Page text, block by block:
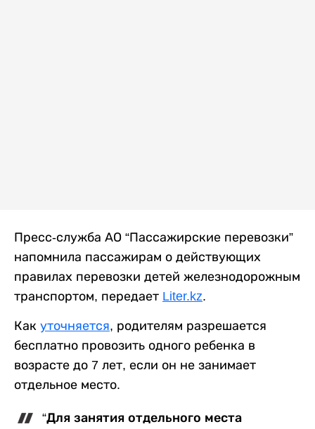
Пресс-служба АО “Пассажирские перевозки”
напомнила пассажирам о действующих
правилах перевозки детей железнодорожным
транспортом, передает Liter.kz.
Как уточняется, родителям разрешается
бесплатно провозить одного ребенка в
возрасте до 7 лет, если он не занимает
отдельное место.
“Для занятия отдельного места